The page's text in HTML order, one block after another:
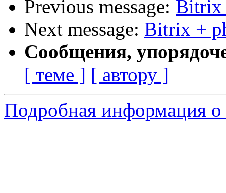
Previous message: Bitrix
Next message: Bitrix +
Сообщения,
[ теме ] [ автору ]
Подробная информация